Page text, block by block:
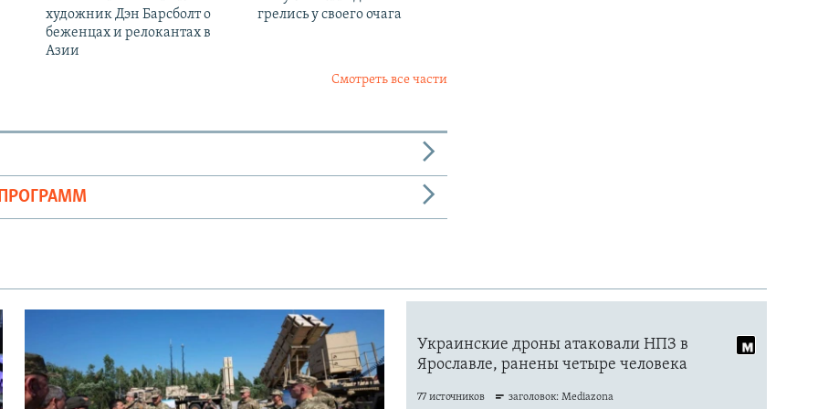
художник Дэн Барсболт о
беженцах и релокантах в
Азии
грелись у своего очага
Смотреть все части